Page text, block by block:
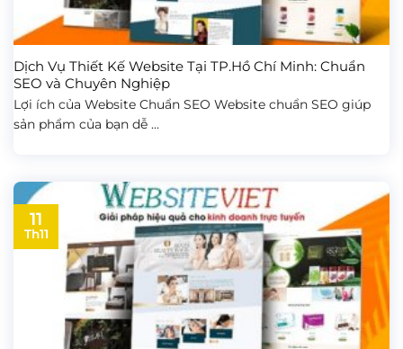
Dịch Vụ Thiết Kế Website Tại TP.Hồ Chí Minh: Chuẩn
SEO và Chuyên Nghiệp
Lợi ích của Website Chuẩn SEO Website chuẩn SEO giúp
sản phẩm của bạn dễ ...
11
Th11